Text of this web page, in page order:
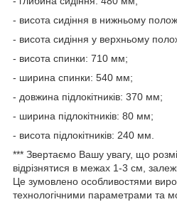
- висота сидіння в нижньому
- висота сидіння у верхньому
- висота спинки: 710 мм;
- ширина спинки: 540 мм;
- довжина підлокітників: 370 мм;
- ширина підлокітників: 80 мм;
- висота підлокітників: 240 мм.
*** Звертаємо Вашу увагу, що
відрізнятися в межах 1-3 см,
Це зумовлено особливостями
технологічними параметрами та